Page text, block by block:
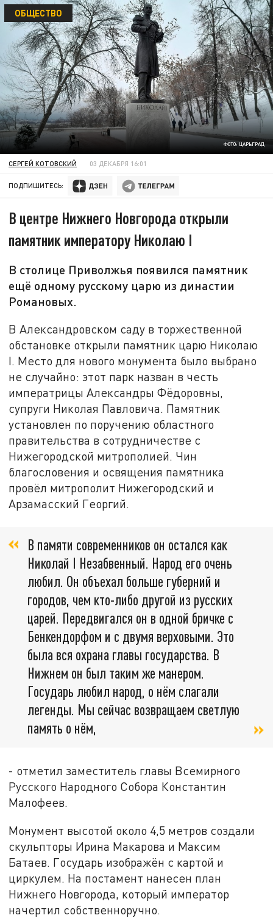
ФОТО: ЦАРЬГРАД
ОБЩЕСТВО
СЕРГЕЙ КОТОВСКИЙ 03 ДЕКАБРЯ 16:01
ПОДПИШИТЕСЬ:
В центре Нижнего Новгорода открыли
памятник императору Николаю I
В столице Приволжья появился памятник
ещё одному русскому царю из династии
Романовых.
В Александровском саду в торжественной
обстановке открыли памятник царю Николаю
I. Место для нового монумента было выбрано
не случайно: этот парк назван в честь
императрицы Александры Фёдоровны,
супруги Николая Павловича. Памятник
установлен по поручению областного
правительства в сотрудничестве с
Нижегородской митрополией. Чин
благословения и освящения памятника
провёл митрополит Нижегородский и
Арзамасский Георгий.
В памяти современников он остался как
Николай I Незабвенный. Народ его очень
любил. Он объехал больше губерний и
городов, чем кто-либо другой из русских
царей. Передвигался он в одной бричке с
Бенкендорфом и с двумя верховыми. Это
была вся охрана главы государства. В
Нижнем он был таким же манером.
Государь любил народ, о нём слагали
легенды. Мы сейчас возвращаем светлую
память о нём,
- отметил заместитель главы Всемирного
Русского Народного Собора Константин
Малофеев.
Монумент высотой около 4,5 метров создали
скульпторы Ирина Макарова и Максим
Батаев. Государь изображён с картой и
циркулем. На постамент нанесен план
Нижнего Новгорода, который император
начертил собственноручно.